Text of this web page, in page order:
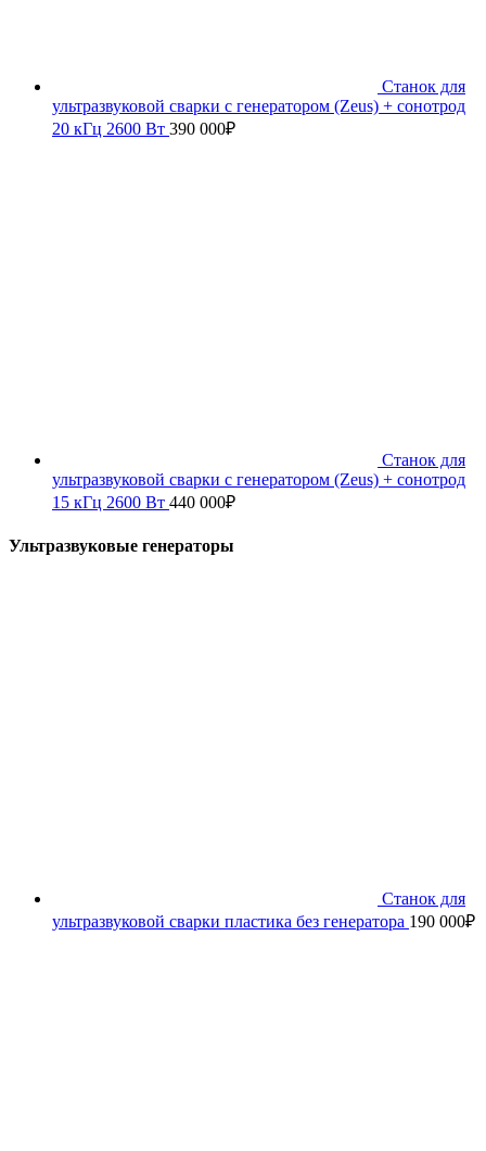
Станок для
ультразвуковой сварки с генератором (Zeus) + сонотрод
20 кГц 2600 Вт 390 000₽
Станок для
ультразвуковой сварки с генератором (Zeus) + сонотрод
15 кГц 2600 Вт 440 000₽
Ультразвуковые генераторы
Станок для
ультразвуковой сварки пластика без генератора 190 000₽